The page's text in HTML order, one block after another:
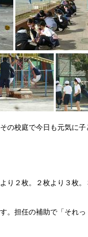
の校庭で今日も元気
り２枚。２枚より３枚
。担任の補助で「それっ